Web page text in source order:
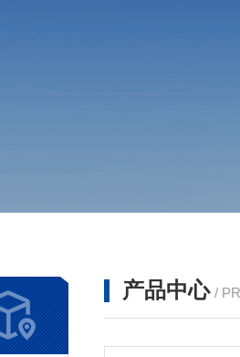
产品中心 /